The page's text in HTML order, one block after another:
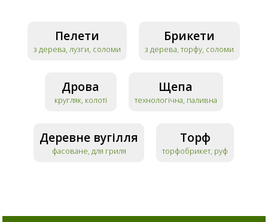
Пелети
з дерева, лузги, соломи
Брикети
з дерева, торфу, соломи
Дрова
кругляк, колоті
Щепа
технологічна, паливна
Деревне вугілля
фасоване, для гриля
Торф
торфобрикет, руф